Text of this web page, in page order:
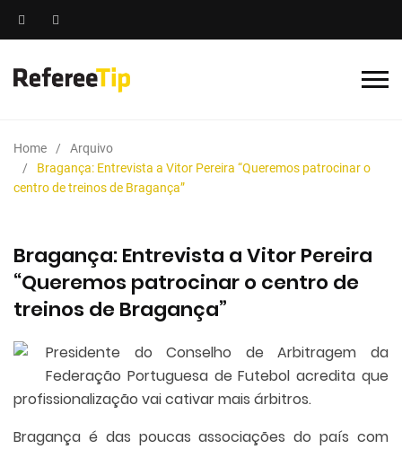
Home
Arquivo
Bragança: Entrevista a Vitor Pereira “Queremos patrocinar o
centro de treinos de Bragança”
Bragança: Entrevista a Vitor Pereira
“Queremos patrocinar o centro de
treinos de Bragança”
Presidente do Conselho de Arbitragem da
Federação Portuguesa de Futebol acredita que
profissionalização vai cativar mais árbitros.
Bragança é das poucas associações do país com